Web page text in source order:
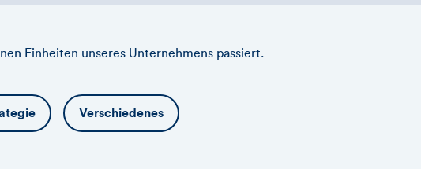
Einheiten unseres Unternehmens passiert.
Verschiedenes